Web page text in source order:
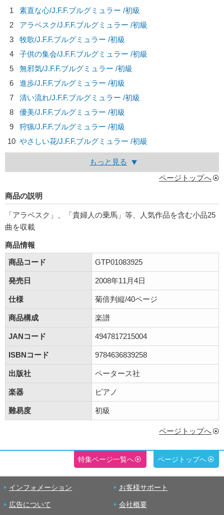
1
素直な心/J.F.F.ブルグミュラー /初級
2
アラベスク/J.F.F.ブルグミュラー /初級
3
牧歌/J.F.F.ブルグミュラー /初級
4
子供の集会/J.F.F.ブルグミュラー /初級
5
無邪気/J.F.F.ブルグミュラー /初級
6
進歩/J.F.F.ブルグミュラー /初級
7
清い流れ/J.F.F.ブルグミュラー /初級
8
優美/J.F.F.ブルグミュラー /初級
9
狩猟/J.F.F.ブルグミュラー /初級
10 やさしい花/J.F.F.ブルグミュラー /初級
もっと見る
ページトップへ
商品の説明
「アラベスク」、「貴婦人の乗馬」等、人気作品を含む小品25
曲を収載
商品情報
商品コード
GTP01083925
発売日 2008年11月4日
仕様 菊倍判縦/40ページ
商品構成 楽譜
JANコード 4947817215004
ISBNコード 9784636839258
出版社 ペータース社
楽器 ピアノ
難易度 初級
ページトップへ
特集ページ一覧へ ページトップへ
インフォメーション お客様サポート
広告について 会社概要